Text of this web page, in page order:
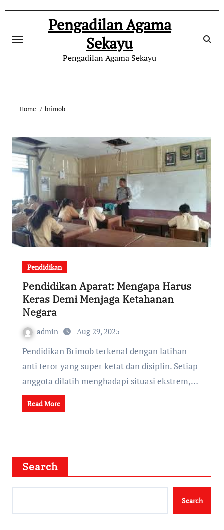
content
Pengadilan Agama
Sekayu
Pengadilan Agama Sekayu
Home brimob
Pendidikan
Pendidikan Aparat: Mengapa Harus
Keras Demi Menjaga Ketahanan
Negara
admin Aug 29, 2025
Pendidikan Brimob terkenal dengan latihan
anti teror yang super ketat dan disiplin. Setiap
anggota dilatih menghadapi situasi ekstrem,…
Read More
Search
Search